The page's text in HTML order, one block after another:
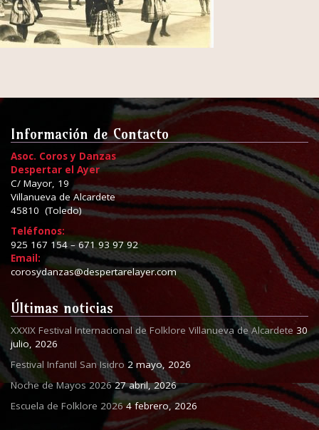
Información de Contacto
Asoc. Coros y Danzas
Despertar el Ayer
C/ Mayor, 19
Villanueva de Alcardete
45810 (Toledo)
Teléfonos:
925 167 154 – 671 93 97 92
Email:
corosydanzas@despertarelayer.com
Últimas noticias
XXXIX Festival Internacional de Folklore Villanueva de Alcardete 30
julio, 2026
Festival Infantil San Isidro 2 mayo, 2026
Noche de Mayos 2026 27 abril, 2026
Escuela de Folklore 2026 4 febrero, 2026